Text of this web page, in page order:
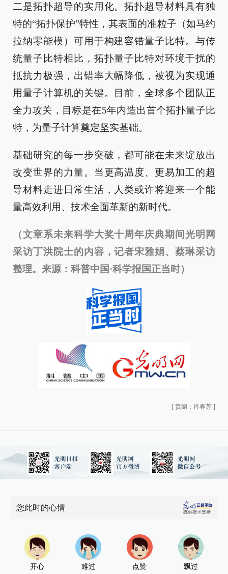
二是拓扑超导的实用化。拓扑超导材料具有独
特的“拓扑保护”特性，其表面的准粒子（如马约
拉纳零能模）可用于构建容错量子比特。与传
统量子比特相比，拓扑量子比特对环境干扰的
抵抗力极强，出错率大幅降低，被视为实现通
用量子计算机的关键。目前，全球多个团队正
全力攻关，目标是在5年内造出首个拓扑量子比
特，为量子计算奠定坚实基础。
基础研究的每一步突破，都可能在未来绽放出
改变世界的力量。当更高温度、更易加工的超
导材料走进日常生活，人类或许将迎来一个能
量高效利用、技术全面革新的新时代。
（文章系未来科学大奖十周年庆典期间光明网
采访丁洪院士的内容，记者宋雅娟、蔡琳采访
整理。来源：科普中国·科学报国正当时）
[ 责编：肖春芳 ]
您此时的心情
开心 难过 点赞 飘过